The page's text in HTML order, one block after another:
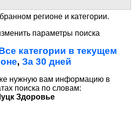
регионе и категории.
параметры поиска
категории в текущем
, За 30 дней
нужную вам информацию в
поиска по словам:
Здоровье